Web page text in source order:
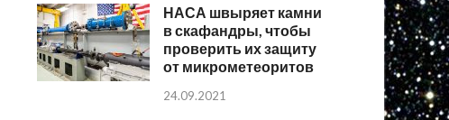
НАСА швыряет камни
в скафандры, чтобы
проверить их защиту
от микрометеоритов
24.09.2021